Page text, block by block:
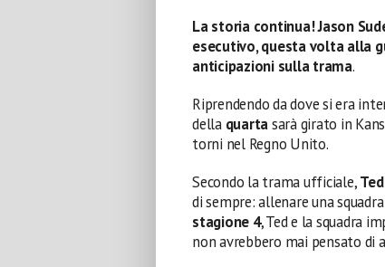
La storia continua! Jason
esecutivo, questa volta alla
anticipazioni sulla trama.
Riprendendo da dove si era
della quartasarà girato in
torni nel Regno Unito.
Secondo la trama ufficiale,Ted
di sempre: allenare una
stagione 4, Ted e la squadra
non avrebbero mai pensato di